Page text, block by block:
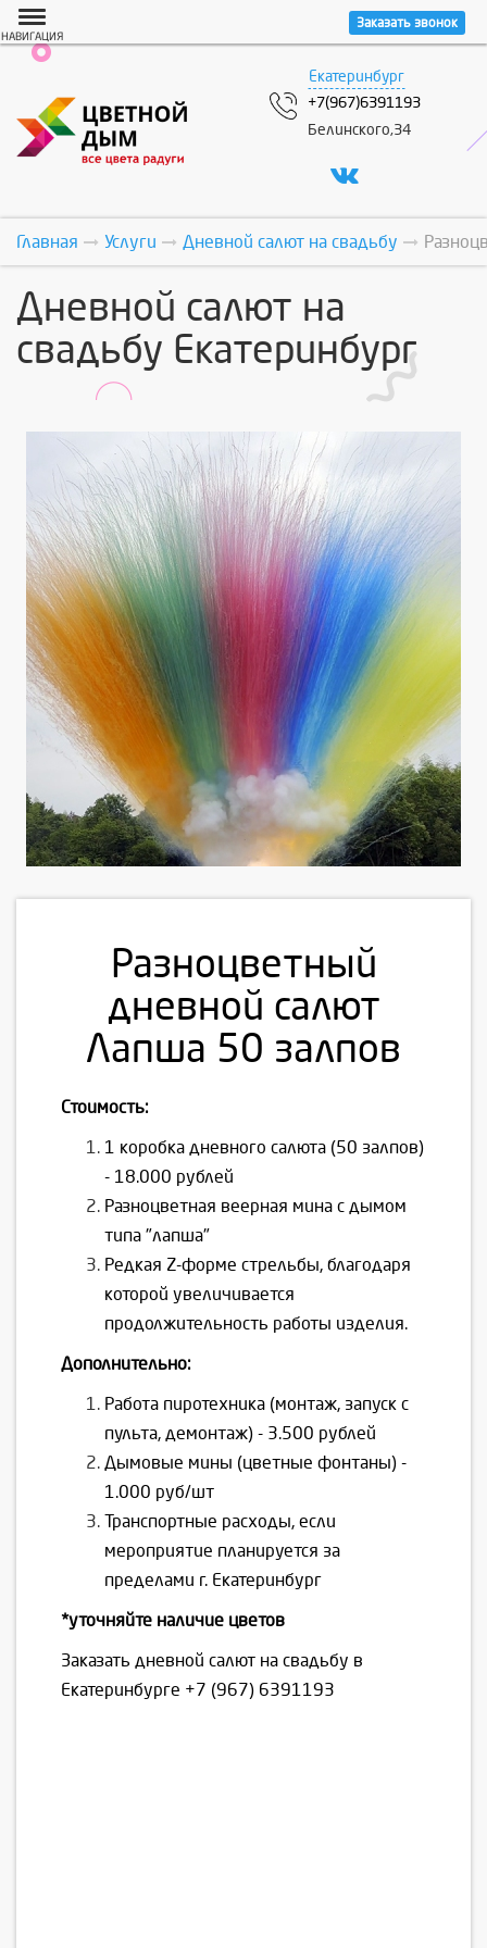
Заказать звонок
НАВИГАЦИЯ
Екатеринбург
+7(967)6391193
Белинского,34
Главная Услуги Дневной салют на свадьбу
Дневной салют на
свадьбу Екатеринбург
Разноцветный
дневной салют
Лапша 50 залпов
Стоимость:
1 коробка дневного салюта (50 залпов)
- 18.000 рублей
Разноцветная веерная мина с дымом
типа "лапша"
Редкая Z-форме стрельбы, благодаря
которой увеличивается
продолжительность работы изделия.
Дополнительно:
Работа пиротехника (монтаж, запуск с
пульта, демонтаж) - 3.500 рублей
Дымовые мины (цветные фонтаны) -
1.000 руб/шт
Транспортные расходы, если
мероприятие планируется за
пределами г. Екатеринбург
*уточняйте наличие цветов
Заказать дневной салют на свадьбу в
Екатеринбурге +7 (967) 6391193